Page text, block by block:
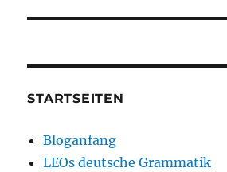
STARTSEITEN
Bloganfang
LEOs deutsche Grammatik